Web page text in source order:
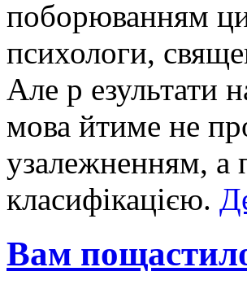
поборюванням
психологи,
Але р езультати
мова йтиме не
узалежненням, а
класифікацією.
Вам